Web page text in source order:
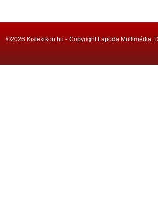
©2026 Kislexikon.hu - Copyright Lapoda Multimédia,